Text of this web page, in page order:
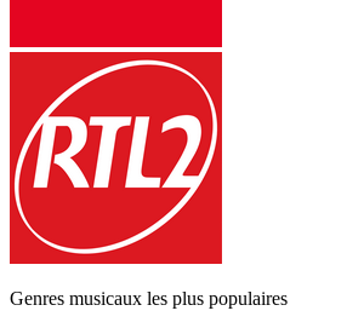
Genres musicaux les plus populaires